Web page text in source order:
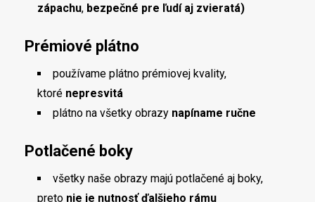
zápachu, bezpečné pre ľudí aj zvieratá)
Prémiové plátno
používame plátno prémiovej kvality,
ktoré nepresvitá
plátno na všetky obrazy napíname ručne
Potlačené boky
všetky naše obrazy majú potlačené aj boky,
preto nie je nutnosť ďalšieho rámu